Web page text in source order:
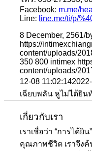
Facebook: m.me/
Line: line.me/ti/p/
8 December, 2561/
https://
content/uploads/
350 800 intimex
content/uploads/
12-08 11:02:14
เฉียบพลัน หูไม่ได้ยิ
เกี่ยวกับเรา
เราเชื่อว่า “การได้ยิ
คุณภาพชีวิต เราจึงค้